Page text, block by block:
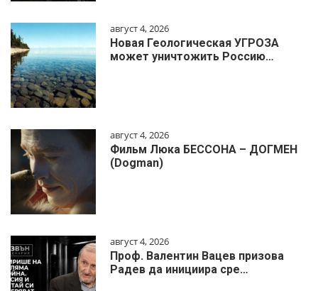
август 4, 2026
Новая Геологическая УГРОЗА
может уничтожить Россию…
август 4, 2026
Фильм Люка БЕССОНА – ДОГМЕН
(Dogman)
август 4, 2026
Проф. Валентин Вацев призова
Радев да инициира сре…